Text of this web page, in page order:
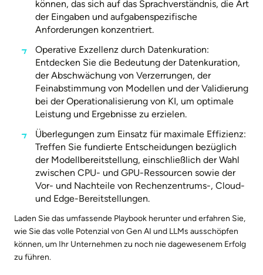
können, das sich auf das Sprachverständnis, die Art
der Eingaben und aufgabenspezifische
Anforderungen konzentriert.
Operative Exzellenz durch Datenkuration:
Entdecken Sie die Bedeutung der Datenkuration,
der Abschwächung von Verzerrungen, der
Feinabstimmung von Modellen und der Validierung
bei der Operationalisierung von KI, um optimale
Leistung und Ergebnisse zu erzielen.
Überlegungen zum Einsatz für maximale Effizienz:
Treffen Sie fundierte Entscheidungen bezüglich
der Modellbereitstellung, einschließlich der Wahl
zwischen CPU- und GPU-Ressourcen sowie der
Vor- und Nachteile von Rechenzentrums-, Cloud-
und Edge-Bereitstellungen.
Laden Sie das umfassende Playbook herunter und erfahren Sie,
wie Sie das volle Potenzial von Gen AI und LLMs ausschöpfen
können, um Ihr Unternehmen zu noch nie dagewesenem Erfolg
zu führen.